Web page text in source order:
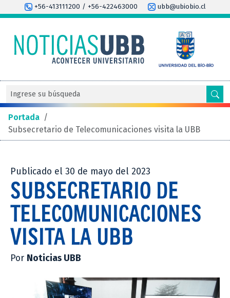
+56-413111200 / +56-422463000 ubb@ubiobio.cl
Portada /
Subsecretario de Telecomunicaciones visita la UBB
Publicado el 30 de mayo del 2023
SUBSECRETARIO DE
TELECOMUNICACIONES
VISITA LA UBB
Por Noticias UBB